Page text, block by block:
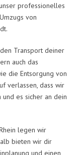
professionelles
von
Transport deiner
auch das
die Entsorgung von
verlassen, dass wir
es sicher an dein
legen wir
bieten wir dir
und einen